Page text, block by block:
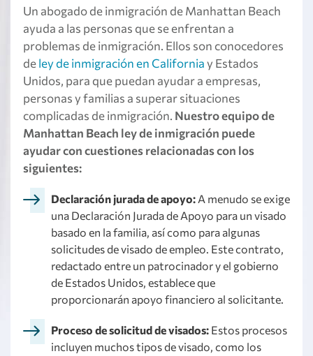
Un abogado de inmigración de Manhattan Beach
ayuda a las personas que se enfrentan a
problemas de inmigración. Ellos son conocedores
deley de inmigración en Californiay Estados
Unidos, para que puedan ayudar a empresas,
personas y familias a superar situaciones
complicadas de inmigración. Nuestro equipo de
Manhattan Beach ley de inmigración puede
ayudar con cuestiones relacionadas con los
siguientes:
Declaración jurada de apoyo: A menudo se exige
una Declaración Jurada de Apoyo para un visado
basado en la familia, así como para algunas
solicitudes de visado de empleo. Este contrato,
redactado entre un patrocinador y el gobierno
de Estados Unidos, establece que
proporcionarán apoyo financiero al solicitante.
Proceso de solicitud de visados: Estos procesos
incluyen muchos tipos de visado, como los